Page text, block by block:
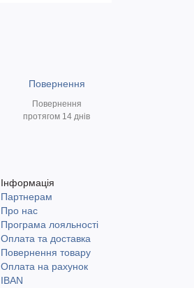
Повернення
Повернення
протягом 14 днів
Інформація
Партнерам
Про нас
Програма лояльності
Оплата та доставка
Повернення товару
Оплата на рахунок
IBAN